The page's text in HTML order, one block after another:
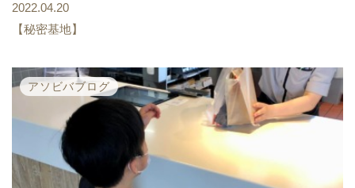
2022.04.20
【秘密基地】
アソビバブログ